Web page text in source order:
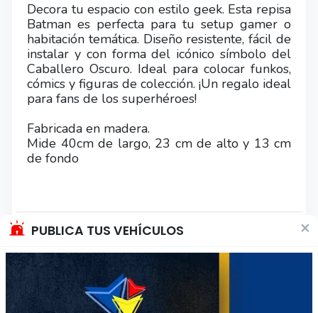
PUBLICA TUS VEHÍCULOS ×
Decora tu espacio con estilo geek. Esta repisa
Batman es perfecta para tu setup gamer o
habitación temática. Diseño resistente, fácil de
instalar y con forma del icónico símbolo del
Caballero Oscuro. Ideal para colocar funkos,
cómics y figuras de colección. ¡Un regalo ideal
para fans de los superhéroes!
Fabricada en madera.
Mide 40cm de largo, 23 cm de alto y 13 cm
de fondo
Otros productos del vendedor